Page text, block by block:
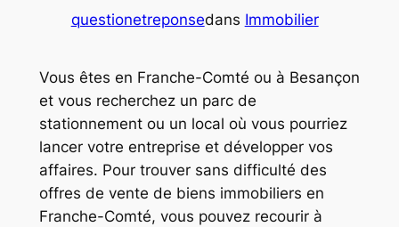
questionetreponsedans Immobilier
Vous êtes en Franche-Comté ou à Besançon
et vous recherchez un parc de
stationnement ou un local où vous pourriez
lancer votre entreprise et développer vos
affaires. Pour trouver sans difficulté des
offres de vente de biens immobiliers en
Franche-Comté, vous pouvez recourir à